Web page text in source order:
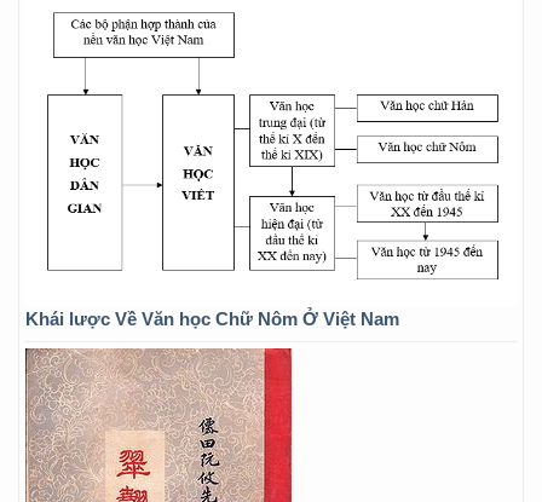
Khái lược Về Văn học Chữ Nôm Ở Việt Nam